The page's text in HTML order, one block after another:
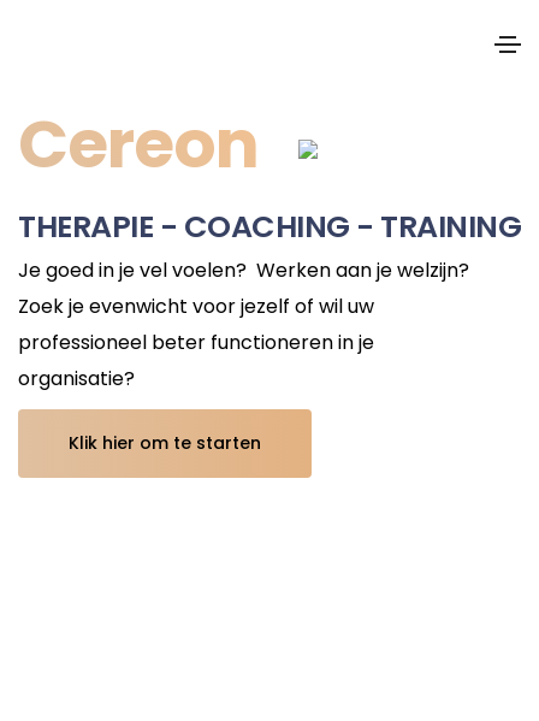
Cereon
THERAPIE - COACHING - TRAINING
Je goed in je vel voelen? Werken aan je welzijn?
Zoek je evenwicht voor jezelf of wil uw
professioneel beter functioneren in je
organisatie?
Klik hier om te starten